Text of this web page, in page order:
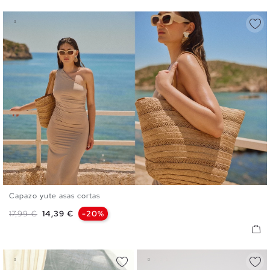
Capazo yute asas cortas
Precio base
17,99 € Precio
14,39 € -20%